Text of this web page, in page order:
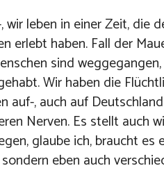
wir leben in einer Zeit, die
erlebt haben. Fall der
sind
Wir haben die
, auch auf
Nerven. Es stellt auch
glaube ich, braucht es
eben auch